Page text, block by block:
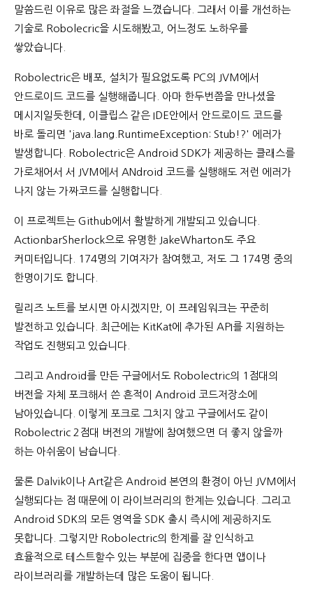
말씀드린 이유로 많은 좌절을 느꼈습니다. 그래서 이를 개선하는
기술로 Robolecric을 시도해봤고, 어느정도 노하우를
쌓았습니다.
Robolectric은 배포, 설치가 필요없도록 PC의 JVM에서
안드로이드 코드를 실행해줍니다. 아마 한두번쯤을 만나셨을
메시지일듯한데, 이클립스 같은 IDE안에서 안드로이드 코드를
바로 돌리면 'java.lang.RuntimeException: Stub!?' 에러가
발생합니다. Robolectric은 Android SDK가 제공하는 클래스를
가로채어서 서 JVM에서 ANdroid 코드를 실행해도 저런 에러가
나지 않는 가짜코드를 실행합니다.
이 프로젝트는 Github에서 활발하게 개발되고 있습니다.
ActionbarSherlock으로 유명한 JakeWharton도 주요
커미터입니다. 174명의 기여자가 참여했고, 저도 그 174명 중의
한명이기도 합니다.
릴리즈 노트를 보시면 아시겠지만, 이 프레임워크는 꾸준히
발전하고 있습니다. 최근에는 KitKat에 추가된 API를 지원하는
작업도 진행되고 있습니다.
그리고 Android를 만든 구글에서도 Robolectric의 1점대의
버전을 자체 포크해서 쓴 흔적이 Android 코드저장소에
남아있습니다. 이렇게 포크로 그치지 않고 구글에서도 같이
Robolectric 2점대 버전의 개발에 참여했으면 더 좋지 않을까
하는 아쉬움이 남습니다.
물론 Dalvik이나 Art같은 Android 본연의 환경이 아닌 JVM에서
실행되다는 점 때문에 이 라이브러리의 한계는 있습니다. 그리고
Android SDK의 모든 영역을 SDK 출시 즉시에 제공하지도
못합니다. 그렇지만 Robolectric의 한계를 잘 인식하고
효율적으로 테스트할수 있는 부분에 집중을 한다면 앱이나
라이브러리를 개발하는데 많은 도움이 됩니다.